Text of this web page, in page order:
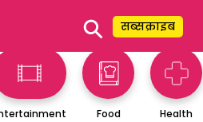
⚲ सब्सक्राइब
Food Health